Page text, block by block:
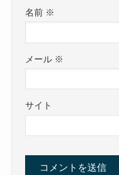
名前 ※
メール ※
サイト